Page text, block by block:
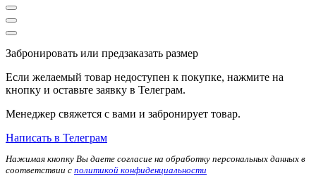
Забронировать или предзаказать размер
Если желаемый товар недоступен к покупке, нажмите на
кнопку и оставьте заявку в Телеграм.
Менеджер свяжется с вами и забронирует товар.
Написать в Телеграм
Нажимая кнопку Вы даете согласие на обработку персональных данных в
соответствии с политикой конфиденциальности